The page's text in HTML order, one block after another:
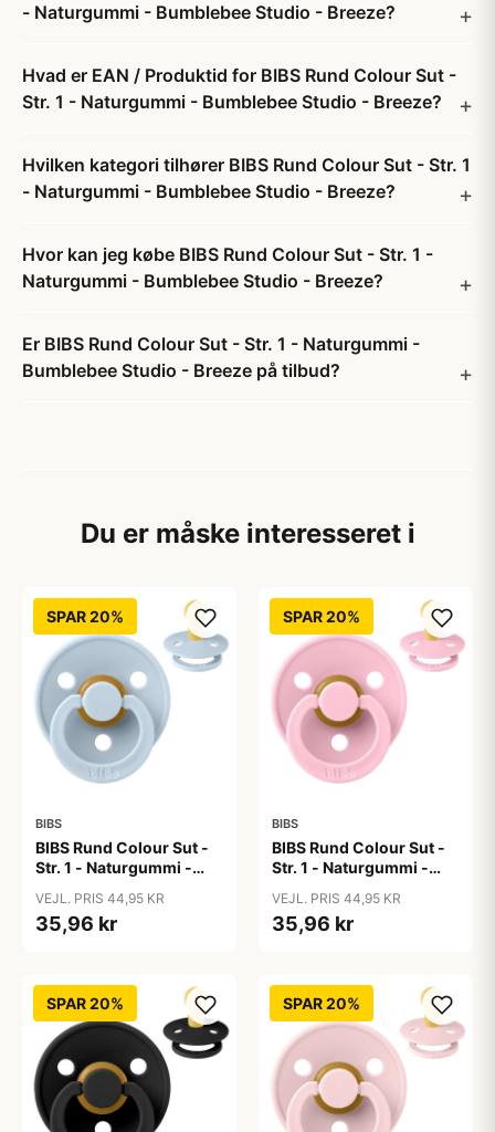
- Naturgummi - Bumblebee Studio - Breeze?
Hvad er EAN / Produktid for BIBS Rund Colour Sut -
Str. 1 - Naturgummi - Bumblebee Studio - Breeze?
Hvilken kategori tilhører BIBS Rund Colour Sut - Str. 1
- Naturgummi - Bumblebee Studio - Breeze?
Hvor kan jeg købe BIBS Rund Colour Sut - Str. 1 -
Naturgummi - Bumblebee Studio - Breeze?
Er BIBS Rund Colour Sut - Str. 1 - Naturgummi -
Bumblebee Studio - Breeze på tilbud?
Du er måske interesseret i
SPAR 20%
BIBS
BIBS Rund Colour Sut -
Str. 1 - Naturgummi -
VEJL. PRIS 44,95 KR
35,96 kr
SPAR 20%
BIBS
BIBS Rund Colour Sut -
Str. 1 - Naturgummi -
VEJL. PRIS 44,95 KR
35,96 kr
SPAR 20% SPAR 20%